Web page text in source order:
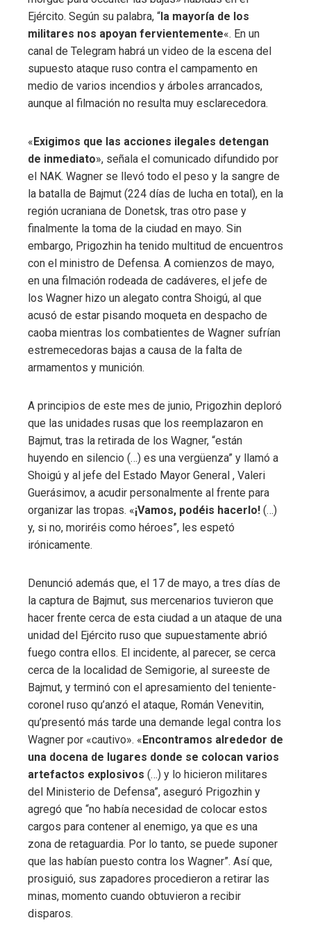
Ejército. Según su palabra, “la mayoría de los
militares nos apoyan fervientemente«. En un
canal de Telegram habrá un video de la escena del
supuesto ataque ruso contra el campamento en
medio de varios incendios y árboles arrancados,
aunque al filmación no resulta muy esclarecedora.
«Exigimos que las acciones ilegales detengan
de inmediato», señala el comunicado difundido por
el NAK. Wagner se llevó todo el peso y la sangre de
la batalla de Bajmut (224 días de lucha en total), en la
región ucraniana de Donetsk, tras otro pase y
finalmente la toma de la ciudad en mayo. Sin
embargo, Prigozhin ha tenido multitud de encuentros
con el ministro de Defensa. A comienzos de mayo,
en una filmación rodeada de cadáveres, el jefe de
los Wagner hizo un alegato contra Shoigú, al que
acusó de estar pisando moqueta en despacho de
caoba mientras los combatientes de Wagner sufrían
estremecedoras bajas a causa de la falta de
armamentos y munición.
A principios de este mes de junio, Prigozhin deploró
que las unidades rusas que los reemplazaron en
Bajmut, tras la retirada de los Wagner, “están
huyendo en silencio (…) es una vergüenza” y llamó a
Shoigú y al jefe del Estado Mayor General , Valeri
Guerásimov, a acudir personalmente al frente para
organizar las tropas. «¡Vamos, podéis hacerlo! (…)
y, si no, moriréis como héroes”, les espetó
irónicamente.
Denunció además que, el 17 de mayo, a tres días de
la captura de Bajmut, sus mercenarios tuvieron que
hacer frente cerca de esta ciudad a un ataque de una
unidad del Ejército ruso que supuestamente abrió
fuego contra ellos. El incidente, al parecer, se cerca
cerca de la localidad de Semigorie, al sureeste de
Bajmut, y terminó con el apresamiento del teniente-
coronel ruso qu’anzó el ataque, Román Venevitin,
qu’presentó más tarde una demande legal contra los
Wagner por «cautivo». «Encontramos alrededor de
una docena de lugares donde se colocan varios
artefactos explosivos (…) y lo hicieron militares
del Ministerio de Defensa”, aseguró Prigozhin y
agregó que “no había necesidad de colocar estos
cargos para contener al enemigo, ya que es una
zona de retaguardia. Por lo tanto, se puede suponer
que las habían puesto contra los Wagner”. Así que,
prosiguió, sus zapadores procedieron a retirar las
minas, momento cuando obtuvieron a recibir
disparos.